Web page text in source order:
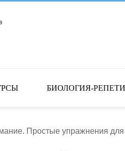
БИОЛОГИЯ-
Простые упражнения